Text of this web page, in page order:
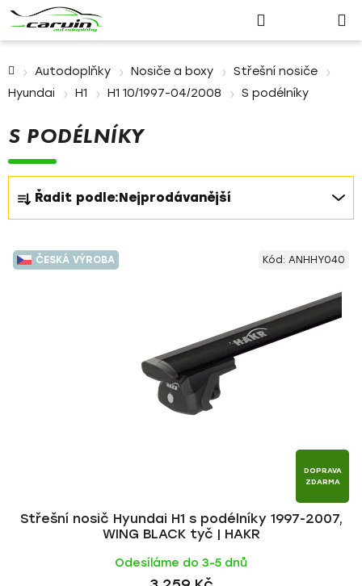
Přihlášení
košík
Autodoplňky Nosiče a boxy
Střešní nosiče
Hyundai
H1 H1 10/1997-04/2008 S podélníky
S PODÉLNÍKY
Ř
a
z
e
n
Řadit podle:Nejprodávanější
V
ý
ČESKÁ VÝROBA
DOPRAVA
ZDARMA
Střešní nosič Hyundai H1 s podélníky 1997-2007,
WING BLACK tyč | HAKR
Odesíláme do 3-5 dnů
Kód: ANHHY040